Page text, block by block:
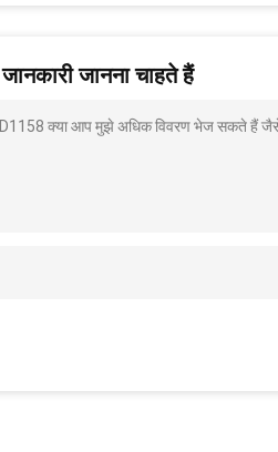
जानना चाहते हैं
क्या आप मुझे अधिक विवरण भेज सकते हैं जैसे